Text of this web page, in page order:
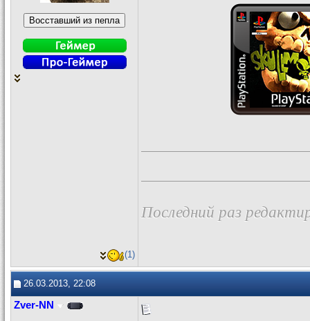
Последний раз
(1)
26.03.2013, 22:08
Zver-NN